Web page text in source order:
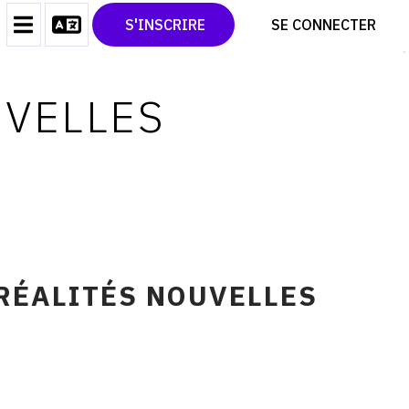
S'INSCRIRE SE CONNECTER
CONTACT
CGU
TWITTER
PINTEREST
NOUVELLES